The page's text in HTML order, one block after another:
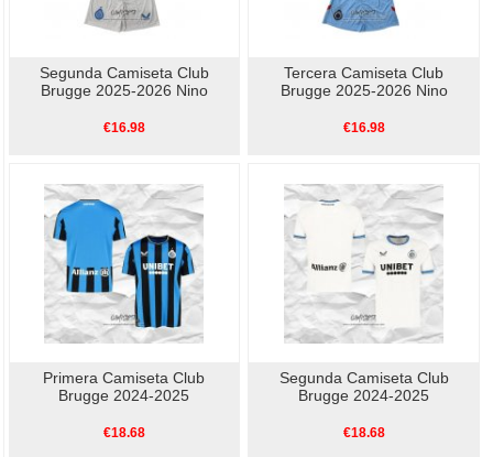
Segunda Camiseta Club
Brugge 2025-2026 Nino
€16.98
Tercera Camiseta Club
Brugge 2025-2026 Nino
€16.98
Primera Camiseta Club
Brugge 2024-2025
€18.68
Segunda Camiseta Club
Brugge 2024-2025
€18.68